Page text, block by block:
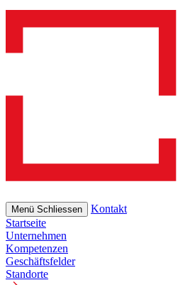
Skip
content
Menü Schliessen
Kontakt
Startseite
Unternehmen
Kompetenzen
Geschäftsfelder
Standorte